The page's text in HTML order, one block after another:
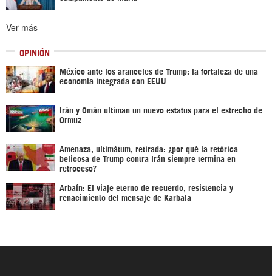
Ver más
OPINIÓN
México ante los aranceles de Trump: la fortaleza de una
economía integrada con EEUU
Irán y Omán ultiman un nuevo estatus para el estrecho de
Ormuz
Amenaza, ultimátum, retirada: ¿por qué la retórica
belicosa de Trump contra Irán siempre termina en
retroceso?
Arbaín: El viaje eterno de recuerdo, resistencia y
renacimiento del mensaje de Karbala